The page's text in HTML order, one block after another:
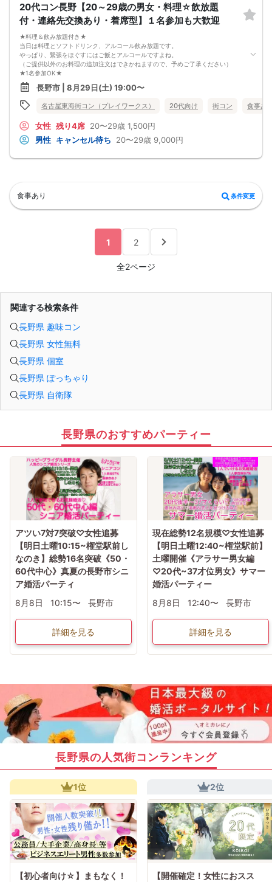
泊費、通信費等の返金は行いません。
11. 領収書の発行はいたしかねます。
お申し込みが完了した時点で上記すべての事項に同意したと判断いたします。
8/23(日)平成生まれ限定夜コン長野
20代コン長野【20～29歳の男女・料理☆飲放題
付・連絡先交換あり・着席型】１名参加も大歓迎
★料理＆飲み放題付き★
当日は料理とソフトドリンク、アルコール飲み放題です。
やっぱり、緊張をほぐすにはご飯とアルコールですよね。
（ご提供以外のお料理の追加注文はできかねますので、予めご了承ください）
★1名参加OK★
他の1名参加の方とペアになりますし、友達作りにも最適です。
基本的には２：２のグループトークとなります。
（１：１でのトークはございませんので、予めご了承ください）
★プロフィールカードにより会話のキッカケもバッチリ★
なんてことは絶対ありません！
プロフィールカードを活用し、「はじめまして」から会話を楽しみましょう。
★完全着席型・連絡先交換は自由★
---------------------------
【お客様へのお願い】
1. ２名様以上でのご参加は必ず同性同士でお申し込みください。
3. 開催判断はイベント前日の時点で男性３名・女性３名以上のお申し込みからに
なりますが、当日に参加者のキャンセルで比率が崩れた場合や開催判断人数を下
回った場合、一切返金などの保証はいたしませんのでご了承ください。
4. イベントページ内の「お申し込み状況」等はキャンセルなどで当日の参加人
で来た」旨をお伝えください。
7. 当日は年齢確認のできる身分証をお持ちください。イベントの対象年齢でない
8. 15分以上の遅刻はキャンセルとみなす可能性があります。
10. イベント中止に伴うユーザーへの返金額は、チケット代金となり、交通費、宿
泊費、通信費等の返金は行いません。
11. 領収書の発行はいたしかねます。
お申し込みが完了した時点で上記すべての事項に同意したと判断いたします。
8/29(土)20代夜コン長野
長野市 | 8月29日(土) 19:00〜
名古屋東海街コン（プレイワークス） 20代向け 街コン 食事あ
女性 残り4席 20〜29歳 1,500円
男性 キャンセル待ち 20〜29歳 9,000円
食事あり 条件変更
1 2
全2ページ
関連する検索条件
長野県 趣味コン
長野県 女性無料
長野県 個室
長野県 ぽっちゃり
長野県 自衛隊
長野県のおすすめパーティー
アツい7対7突破♡女性追募
【明日土曜10:15~権堂駅前し
なのき】総勢16名突破《50・
60代中心》真夏の長野市シニ
ア婚活パーティ
8月8日
10:15〜 長野市
詳細を見る
現在総勢12名規模♡女性追募
【明日土曜12:40~権堂駅前】
土曜開催《アラサー男女編
♡20代~37才位男女》サマー
婚活パーティー
8月8日
12:40〜 長野市
詳細を見る
長野県の人気街コンランキング
1位
【初心者向け☆】まもなく！
2位
【開催確定！女性におスス